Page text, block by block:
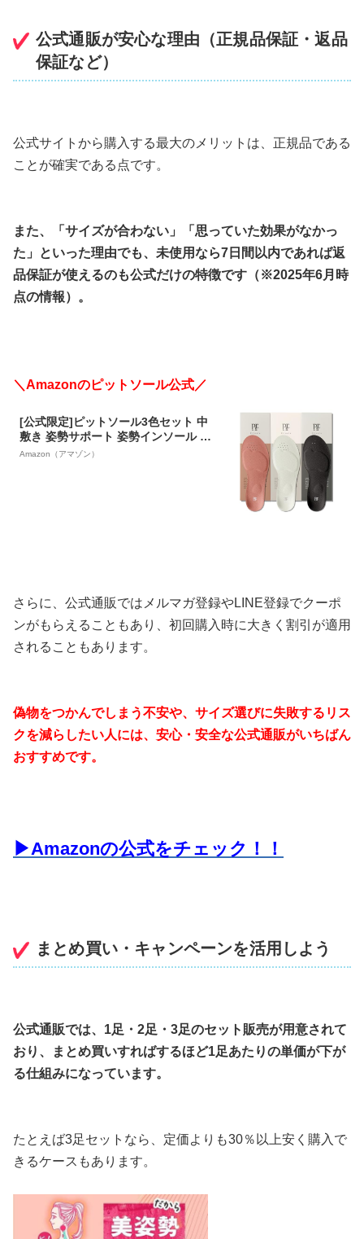
公式通販が安心な理由（正規品保証・返品
保証など）
公式サイトから購入する最大のメリットは、正規品である
ことが確実である点です。
また、「サイズが合わない」「思っていた効果がなかっ
た」といった理由でも、未使用なら7日間以内であれば返
品保証が使えるのも公式だけの特徴です（※2025年6月時
点の情報）。
＼Amazonのピットソール公式／
[公式限定]ピットソール3色セット 中
敷き 姿勢サポート 姿勢インソール 男
女兼用 立ち仕事 アーチサポート サイ
Amazon（アマゾン）
さらに、公式通販ではメルマガ登録やLINE登録でクーポ
ンがもらえることもあり、初回購入時に大きく割引が適用
されることもあります。
偽物をつかんでしまう不安や、サイズ選びに失敗するリス
クを減らしたい人には、安心・安全な公式通販がいちばん
おすすめです。
▶Amazonの公式をチェック！！
まとめ買い・キャンペーンを活用しよう
公式通販では、1足・2足・3足のセット販売が用意されて
おり、まとめ買いすればするほど1足あたりの単価が下が
る仕組みになっています。
たとえば3足セットなら、定価よりも30％以上安く購入で
きるケースもあります。